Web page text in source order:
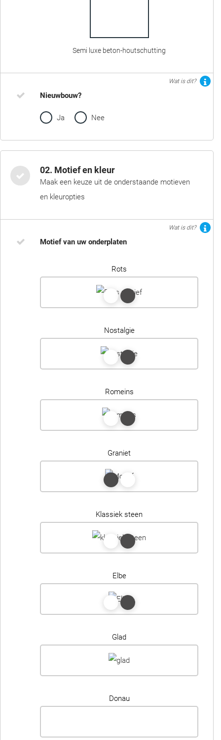
Semi luxe beton-houtschutting
Wat is dit?
Nieuwbouw?
Ja Nee
02. Motief en kleur
Maak een keuze uit de onderstaande motieven
en kleuropties
Wat is dit?
Motief van uw onderplaten
Rots
Nostalgie
Romeins
Graniet
Klassiek steen
Elbe
Glad
Donau